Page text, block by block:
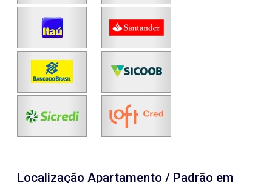
Localização Apartamento / Padrão em